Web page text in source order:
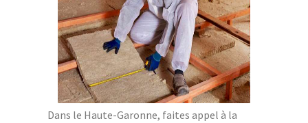
Dans le Haute-Garonne, faites appel à la